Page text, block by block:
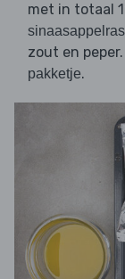
met in totaal
zout en
pakketje.